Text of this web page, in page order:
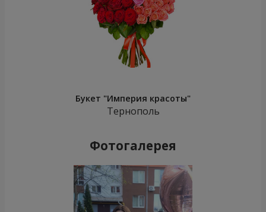
Букет "Империя красоты"
Тернополь
Фотогалерея